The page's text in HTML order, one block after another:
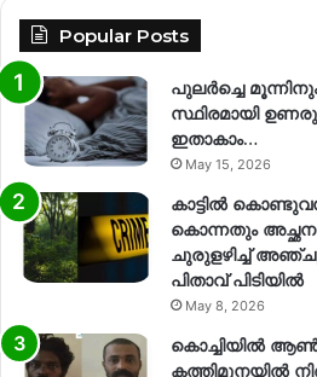
Popular Posts
പുലർച്ചെ
സ്ഥിരമായി
ഇതാകാം…
May 15, 2026
കാട്ടിൽ
കൊന്നതും
ചുരുളഴിച്ച്
പിതാവ് പിടിയിൽ
May 8, 2026
കൊച്ചിയിൽ
കത്തിമുനയിൽ